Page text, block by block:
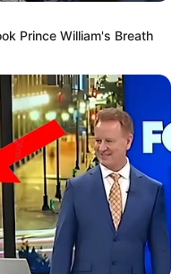
Kasih
Prince William's Breath